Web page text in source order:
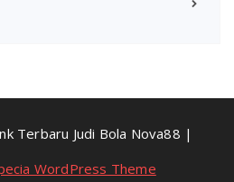
Terbaru Judi Bola Nova88 |
WordPress Theme